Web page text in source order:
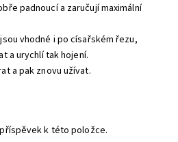
padnoucí a zaručují maximální
vhodné i po císařském řezu,
a urychlí tak hojení.
a pak znovu užívat.
k této položce.